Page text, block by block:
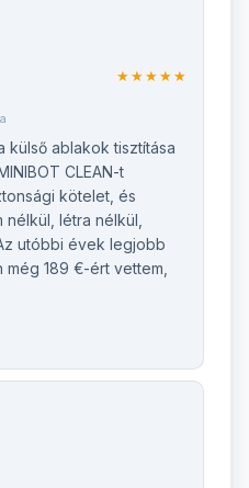
★★★★★
külső ablakok tisztítása
CLEAN-t
kötelet, és
létra nélkül,
utóbbi évek legjobb
189 €-ért vettem,